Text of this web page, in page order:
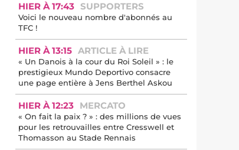
HIER À 17:43 SUPPORTERS
Voici le nouveau nombre d'abonnés au
TFC !
HIER À 13:15 ARTICLE À LIRE
« Un Danois à la cour du Roi Soleil » : le
prestigieux Mundo Deportivo consacre
une page entière à Jens Berthel Askou
HIER À 12:23 MERCATO
« On fait la paix ? » : des millions de vues
pour les retrouvailles entre Cresswell et
Thomasson au Stade Rennais